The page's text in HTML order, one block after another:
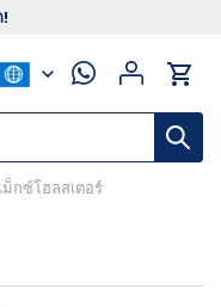
!
ม็กซ์โฮลสเตอร์